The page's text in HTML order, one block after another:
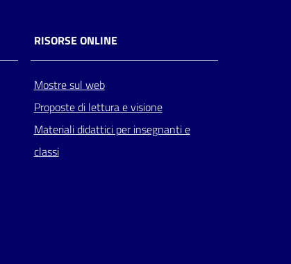
RISORSE ONLINE
Mostre sul web
Proposte di lettura e visione
Materiali didattici per insegnanti e
classi